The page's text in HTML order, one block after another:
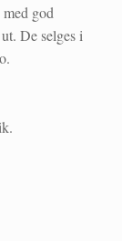
god
De selges i